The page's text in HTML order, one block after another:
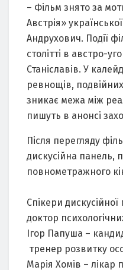
– Фільм знято за
Австрія»
Андрухович. Події
столітті в австро-
Станіславів. У
ревнощів,
зникає межа між
пишуть в анонсі
Після перегляду
дискусійна панель,
повнометражного
Спікери
доктор
Ігор Папуша –
тренер розвитку
Марія Хомів – лікар